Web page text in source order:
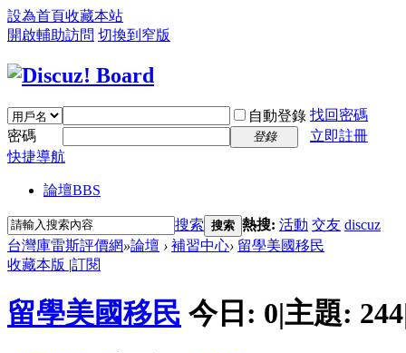
設為首頁收藏本站
開啟輔助訪問 切換到窄版
自動登錄 找回密碼
密碼
登錄
立即註冊
快捷導航
論壇BBS
搜索 搜索 熱搜: 活動 交友 discuz
台灣庫雷斯評價網»論壇 › 補習中心› 留學美國移民
收藏本版 |訂閱
留學美國移民 今日: 0|主題: 244